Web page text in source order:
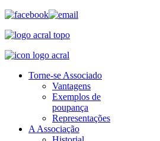
Torne-se Associado
Vantagens
Exemplos de
poupança
Representações
A Associação